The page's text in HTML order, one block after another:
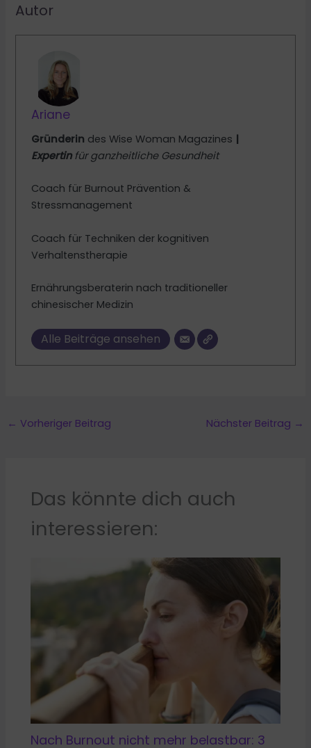
Autor
Ariane
Gründerin des Wise Woman Magazines
Expertin für ganzheitliche Gesundheit
Coach für Burnout Prävention &
Stressmanagement
Coach für Techniken der kognitiven
Verhaltenstherapie
Ernährungsberaterin nach traditioneller
chinesischer Medizin
Alle Beiträge ansehen
← Vorheriger Beitrag Nächster Beitrag →
Das könnte dich auch
interessieren:
Nach Burnout nicht mehr belastbar: 3